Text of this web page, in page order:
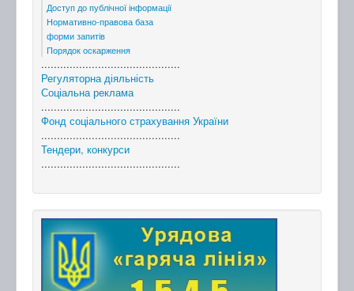
Доступ до публічної інформації
Нормативно-правова база
форми запитів
Порядок оскарження
............................................
Регуляторна діяльність
Соціальна реклама
............................................
Фонд соціального страхування України
............................................
Тендери, конкурси
............................................